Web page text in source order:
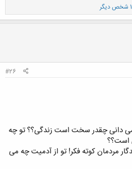
#26
می دانی چقدر سخت است زندگی؟؟ تو چه
است؟؟
مردمان کوته فکر! تو از آدمیت چه می